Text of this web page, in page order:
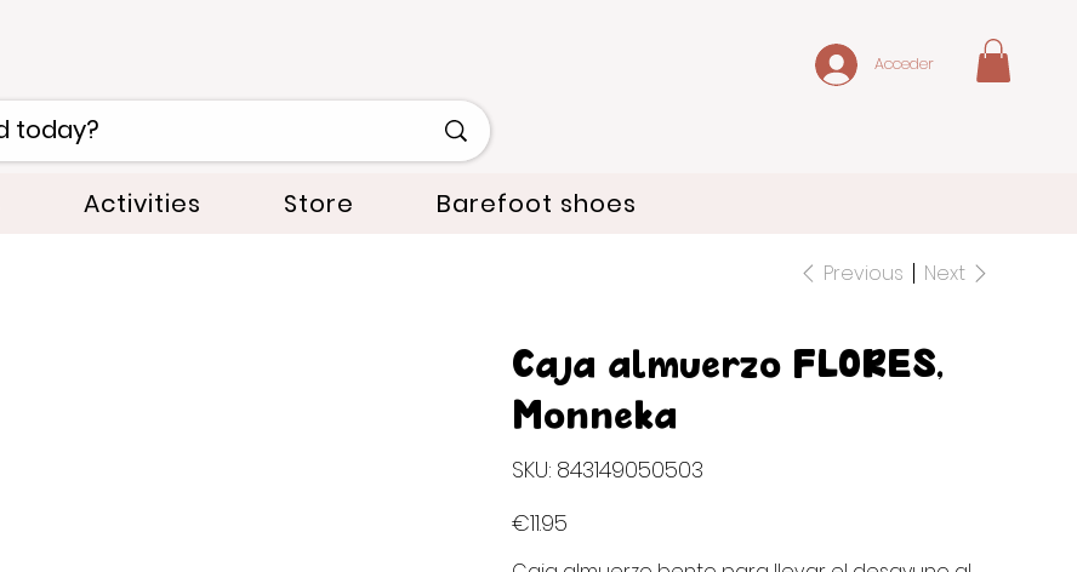
Acceder
Activities Store Barefoot shoes
Previous Next
Caja almuerzo FLORES,
Monnëka
SKU: 843149050503
843149050503
€11.95